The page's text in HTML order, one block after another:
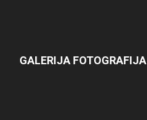
GALERIJA FOTOGRAFIJA